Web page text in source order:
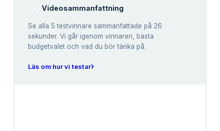
Videosammanfattning
Se alla 5 testvinnare sammanfattade på 26
sekunder. Vi går igenom vinnaren, bästa
budgetvalet och vad du bör tänka på.
Läs om hur vi testar›